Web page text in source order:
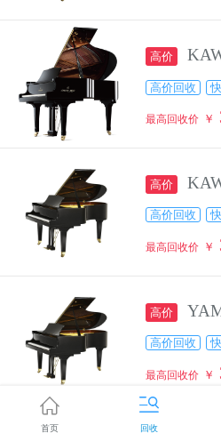
高价
高价回收
最高回收价 ￥
高价
高价回收
最高回收价 ￥
高价
高价回收
最高回收价 ￥
首页 回收